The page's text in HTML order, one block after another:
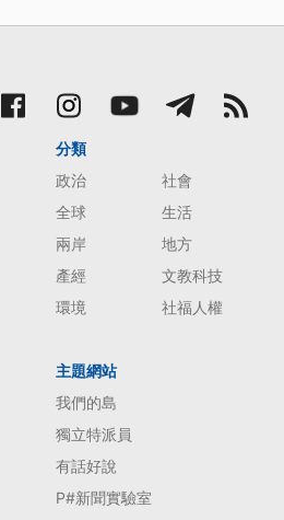
分類
政治
社會
全球
生活
兩岸
地方
產經
文教科技
環境
社福人權
主題網站
我們的島
獨立特派員
有話好說
P#新聞實驗室